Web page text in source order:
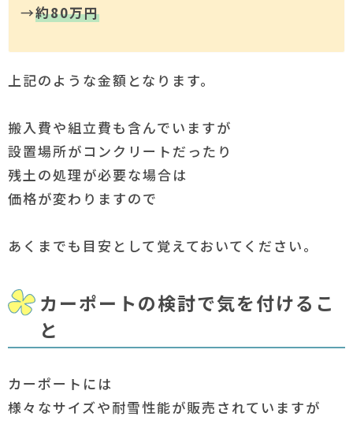
→約80万円
上記のような金額となります。
搬入費や組立費も含んでいますが
設置場所がコンクリートだったり
残土の処理が必要な場合は
価格が変わりますので
あくまでも目安として覚えておいてください。
カーポートの検討で気を付けるこ
と
カーポートには
様々なサイズや耐雪性能が販売されていますが